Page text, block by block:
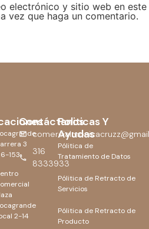
electrónico y sitio web en este
vez que haga un comentario.
Contáctanos
316
8333933
3
153
2-14
Politicas Y
Ayudas
Pólitica de
Tratamiento de Datos
Pólitica de Retracto de
Servicios
Pólitica de Retracto de
Producto